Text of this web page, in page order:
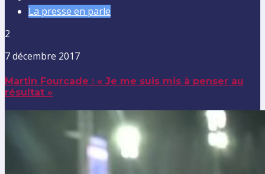
La presse en parle
2
7 décembre 2017
Martin Fourcade : « Je me suis mis à penser au
résultat »